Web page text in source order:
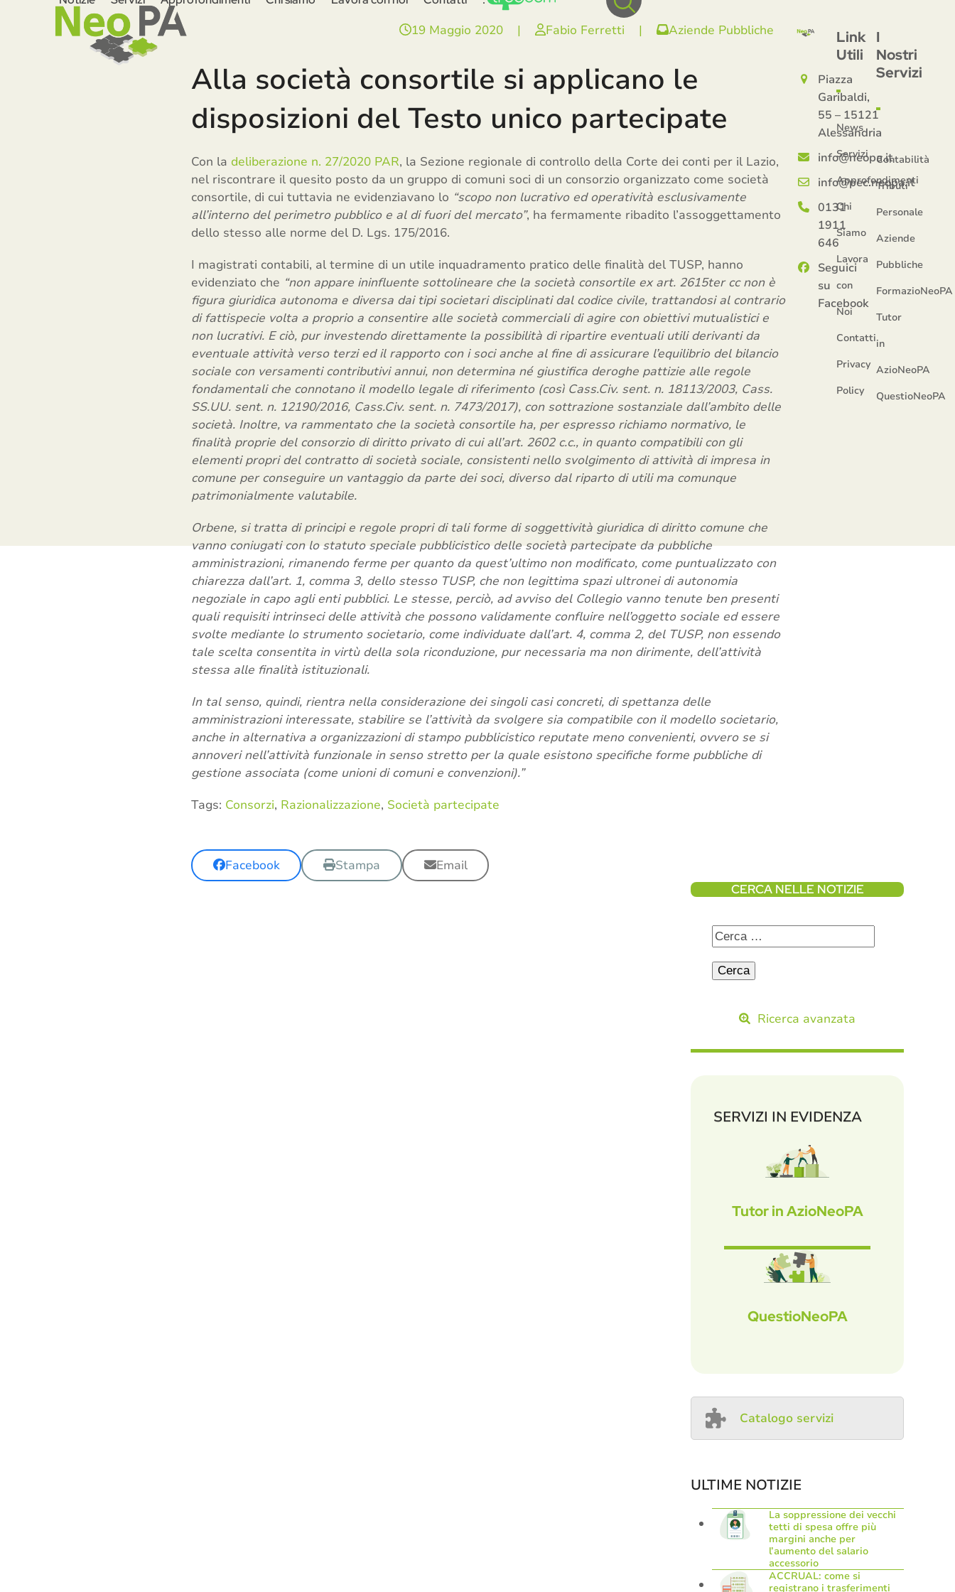
19 Maggio 2020 | Fabio Ferretti | Aziende Pubbliche
Alla società consortile si applicano le
disposizioni del Testo unico partecipate
Con la deliberazione n. 27/2020 PAR, la Sezione regionale di controllo della Corte dei conti per il Lazio,
nel riscontrare il quesito posto da un gruppo di comuni soci di un consorzio organizzato come società
consortile, di cui tuttavia ne evidenziavano lo “scopo non lucrativo ed operatività esclusivamente
all’interno del perimetro pubblico e al di fuori del mercato”, ha fermamente ribadito l’assoggettamento
dello stesso alle norme del D. Lgs. 175/2016.
I magistrati contabili, al termine di un utile inquadramento pratico delle finalità del TUSP, hanno
evidenziato che “non appare ininfluente sottolineare che la società consortile ex art. 2615ter cc non è
figura giuridica autonoma e diversa dai tipi societari disciplinati dal codice civile, trattandosi al contrario
di fattispecie volta a proprio a consentire alle società commerciali di agire con obiettivi mutualistici e
non lucrativi. E ciò, pur investendo direttamente la possibilità di ripartire eventuali utili derivanti da
eventuale attività verso terzi ed il rapporto con i soci anche al fine di assicurare l’equilibrio del bilancio
sociale con versamenti contributivi annui, non determina né giustifica deroghe pattizie alle regole
fondamentali che connotano il modello legale di riferimento (così Cass.Civ. sent. n. 18113/2003, Cass.
SS.UU. sent. n. 12190/2016, Cass.Civ. sent. n. 7473/2017), con sottrazione sostanziale dall’ambito delle
società. Inoltre, va rammentato che la società consortile ha, per espresso richiamo normativo, le
finalità proprie del consorzio di diritto privato di cui all’art. 2602 c.c., in quanto compatibili con gli
elementi propri del contratto di società sociale, consistenti nello svolgimento di attività di impresa in
comune per conseguire un vantaggio da parte dei soci, diverso dal riparto di utili ma comunque
patrimonialmente valutabile.
Orbene, si tratta di principi e regole propri di tali forme di soggettività giuridica di diritto comune che
vanno coniugati con lo statuto speciale pubblicistico delle società partecipate da pubbliche
amministrazioni, rimanendo ferme per quanto da quest’ultimo non modificato, come puntualizzato con
chiarezza dall’art. 1, comma 3, dello stesso TUSP, che non legittima spazi ultronei di autonomia
negoziale in capo agli enti pubblici. Le stesse, perciò, ad avviso del Collegio vanno tenute ben presenti
quali requisiti intrinseci delle attività che possono validamente confluire nell’oggetto sociale ed essere
svolte mediante lo strumento societario, come individuate dall’art. 4, comma 2, del TUSP, non essendo
tale scelta consentita in virtù della sola riconduzione, pur necessaria ma non dirimente, dell’attività
stessa alle finalità istituzionali.
In tal senso, quindi, rientra nella considerazione dei singoli casi concreti, di spettanza delle
amministrazioni interessate, stabilire se l’attività da svolgere sia compatibile con il modello societario,
anche in alternativa a organizzazioni di stampo pubblicistico reputate meno convenienti, ovvero se si
annoveri nell’attività funzionale in senso stretto per la quale esistono specifiche forme pubbliche di
gestione associata (come unioni di comuni e convenzioni).”
Tags: Consorzi, Razionalizzazione, Società partecipate
Facebook Stampa Email
CERCA NELLE NOTIZIE
Ricerca avanzata
SERVIZI IN EVIDENZA
Tutor in AzioNeoPA
QuestioNeoPA
Catalogo servizi
ULTIME NOTIZIE
La soppressione dei vecchi
tetti di spesa offre più
margini anche per
l’aumento del salario
accessorio
ACCRUAL: come si
registrano i trasferimenti
Piazza
Garibaldi,
55 – 15121
Alessandria
info@neopa.it
info@pec.neopa.it
0131
1911
646
Seguici
su
Facebook
Link
Utili
News
Servizi
Approfondimenti
Chi
Siamo
Lavora
con
Noi
Contatti
Privacy
Policy
I
Nostri
Servizi
Contabilità
Tributi
Personale
Aziende
Pubbliche
FormazioNeoPA
Tutor
in
AzioNeoPA
QuestioNeoPA